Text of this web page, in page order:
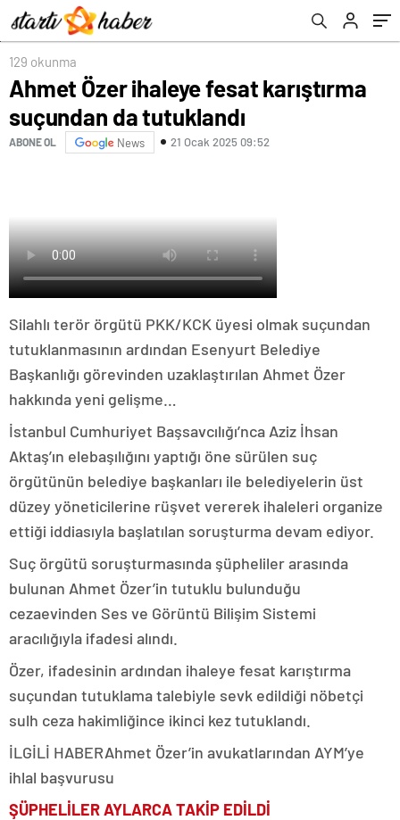
129 okunma
Ahmet Özer ihaleye fesat karıştırma
suçundan da tutuklandı
ABONE OL News 21 Ocak 2025 09:52
Silahlı terör örgütü PKK/KCK üyesi olmak suçundan
tutuklanmasının ardından Esenyurt Belediye
Başkanlığı görevinden uzaklaştırılan Ahmet Özer
hakkında yeni gelişme…
İstanbul Cumhuriyet Başsavcılığı’nca Aziz İhsan
Aktaş’ın elebaşılığını yaptığı öne sürülen suç
örgütünün belediye başkanları ile belediyelerin üst
düzey yöneticilerine rüşvet vererek ihaleleri organize
ettiği iddiasıyla başlatılan soruşturma devam ediyor.
Suç örgütü soruşturmasında şüpheliler arasında
bulunan Ahmet Özer’in tutuklu bulunduğu
cezaevinden Ses ve Görüntü Bilişim Sistemi
aracılığıyla ifadesi alındı.
Özer, ifadesinin ardından ihaleye fesat karıştırma
suçundan tutuklama talebiyle sevk edildiği nöbetçi
sulh ceza hakimliğince ikinci kez tutuklandı.
İLGİLİ HABERAhmet Özer’in avukatlarından AYM’ye
ihlal başvurusu
ŞÜPHELİLER AYLARCA TAKİP EDİLDİ